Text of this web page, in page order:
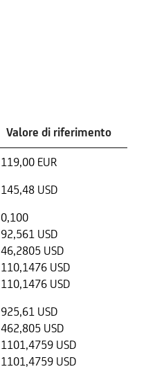
Valore di riferimento
119,00 EUR
145,48 USD
0,100
92,561 USD
46,2805 USD
110,1476 USD
110,1476 USD
925,61 USD
462,805 USD
1101,4759 USD
1101,4759 USD